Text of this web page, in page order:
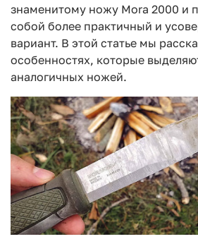
знаменитому ножу Mora 2000 и
собой более практичный и
вариант. В этой статье мы
особенностях, которые
аналогичных ножей.